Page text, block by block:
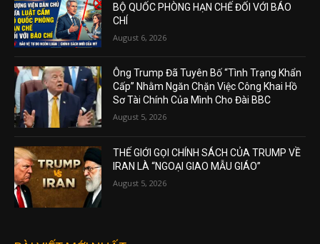
BỘ QUỐC PHÒNG HẠN CHẾ ĐỐI VỚI BÁO
CHÍ
August 6, 2026
Ông Trump Đã Tuyên Bố “Tình Trạng Khẩn
Cấp” Nhằm Ngăn Chặn Việc Công Khai Hồ
Sơ Tài Chính Của Mình Cho Đài BBC
August 5, 2026
THẾ GIỚI GỌI CHÍNH SÁCH CỦA TRUMP VỀ
IRAN LÀ “NGOẠI GIAO MẪU GIÁO”
August 5, 2026